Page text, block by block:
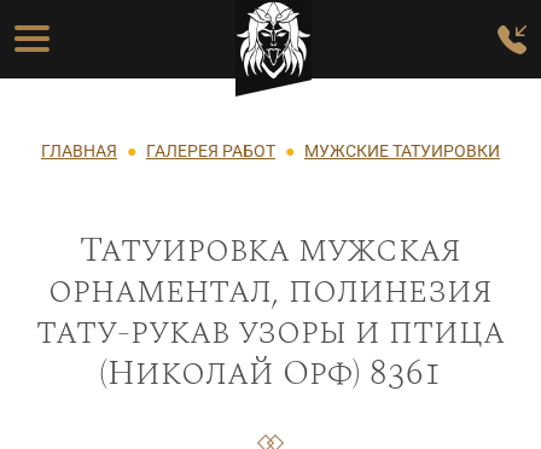
Перейти к основному содержанию
Основная навигация
Строка навигации
ГЛАВНАЯ ГАЛЕРЕЯ РАБОТ МУЖСКИЕ ТАТУИРОВКИ
Татуировка мужская
орнаментал, полинезия
тату-рукав узоры и птица
(Николай Орф) 8361